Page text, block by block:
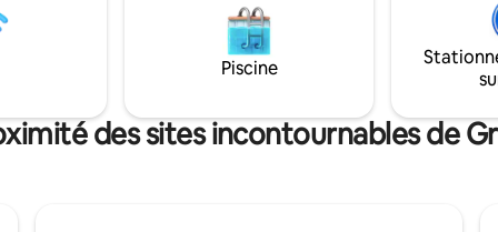
de bus pour SFU + BCIT :
en voiture
en voiture. Beaucoup
de stationnement disponibles
animée Commercial Drive, vous
quelques pas des meilleurs
bars et boutiques de
Skytrain est à seulement 7
chaleur douillette, nous avons
vous accueillir !
Piscine
des sites incontournables de